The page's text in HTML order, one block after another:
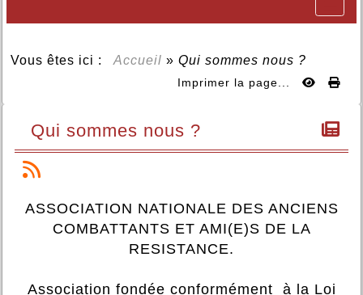
Vous êtes ici : Accueil » Qui sommes nous ?
Imprimer la page...
Qui sommes nous ?
ASSOCIATION NATIONALE DES ANCIENS
COMBATTANTS ET AMI(E)S DE LA
RESISTANCE.
Association fondée conformément à la Loi